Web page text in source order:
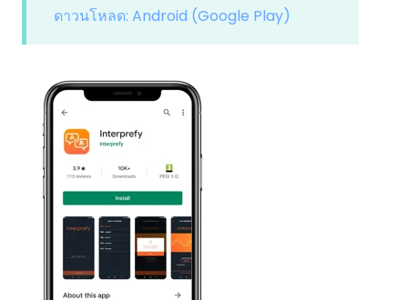
ดาวนโหลด: Android (Google Play)